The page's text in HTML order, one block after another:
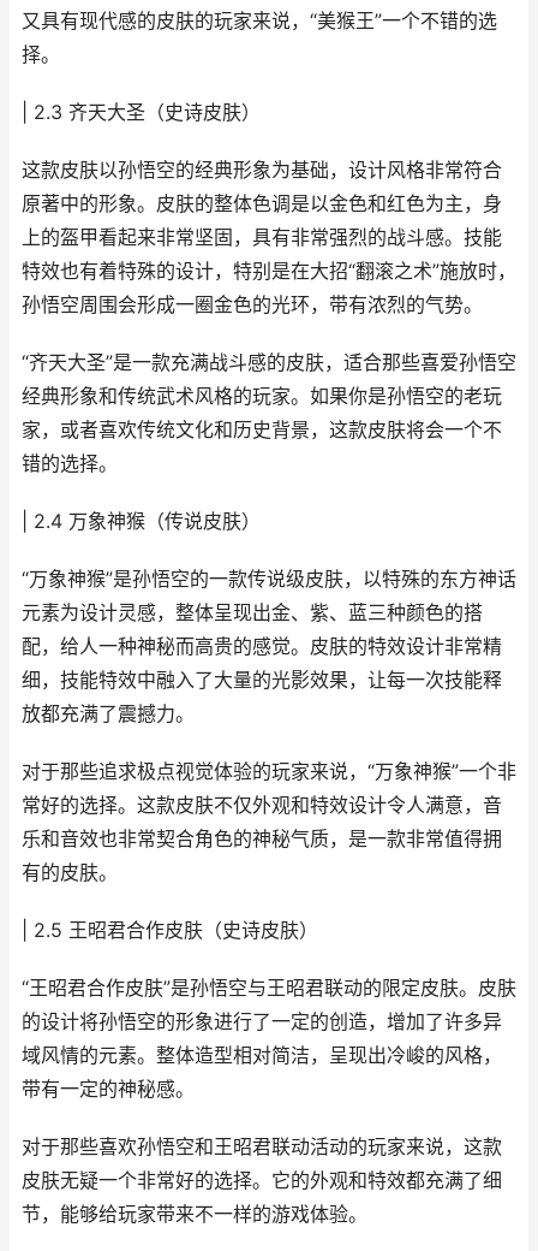
又具有现代感的皮肤的玩家来说，“美猴王”一个不错的选
择。
| 2.3 齐天大圣（史诗皮肤）
这款皮肤以孙悟空的经典形象为基础，设计风格非常符合
原著中的形象。皮肤的整体色调是以金色和红色为主，身
上的盔甲看起来非常坚固，具有非常强烈的战斗感。技能
特效也有着特殊的设计，特别是在大招“翻滚之术”施放时，
孙悟空周围会形成一圈金色的光环，带有浓烈的气势。
“齐天大圣”是一款充满战斗感的皮肤，适合那些喜爱孙悟空
经典形象和传统武术风格的玩家。如果你是孙悟空的老玩
家，或者喜欢传统文化和历史背景，这款皮肤将会一个不
错的选择。
| 2.4 万象神猴（传说皮肤）
“万象神猴”是孙悟空的一款传说级皮肤，以特殊的东方神话
元素为设计灵感，整体呈现出金、紫、蓝三种颜色的搭
配，给人一种神秘而高贵的感觉。皮肤的特效设计非常精
细，技能特效中融入了大量的光影效果，让每一次技能释
放都充满了震撼力。
对于那些追求极点视觉体验的玩家来说，“万象神猴”一个非
常好的选择。这款皮肤不仅外观和特效设计令人满意，音
乐和音效也非常契合角色的神秘气质，是一款非常值得拥
有的皮肤。
| 2.5 王昭君合作皮肤（史诗皮肤）
“王昭君合作皮肤”是孙悟空与王昭君联动的限定皮肤。皮肤
的设计将孙悟空的形象进行了一定的创造，增加了许多异
域风情的元素。整体造型相对简洁，呈现出冷峻的风格，
带有一定的神秘感。
对于那些喜欢孙悟空和王昭君联动活动的玩家来说，这款
皮肤无疑一个非常好的选择。它的外观和特效都充满了细
节，能够给玩家带来不一样的游戏体验。